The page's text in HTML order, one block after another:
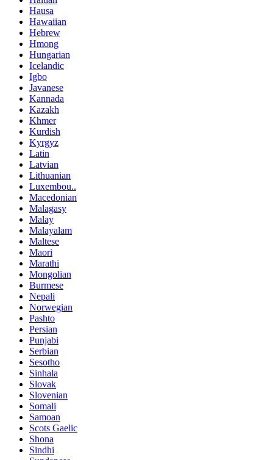
Hausa
Hawaiian
Hebrew
Hmong
Hungarian
Icelandic
Igbo
Javanese
Kannada
Kazakh
Khmer
Kurdish
Kyrgyz
Latin
Latvian
Lithuanian
Luxembou..
Macedonian
Malagasy
Malay
Malayalam
Maltese
Maori
Marathi
Mongolian
Burmese
Nepali
Norwegian
Pashto
Persian
Punjabi
Serbian
Sesotho
Sinhala
Slovak
Slovenian
Somali
Samoan
Scots Gaelic
Shona
Sindhi